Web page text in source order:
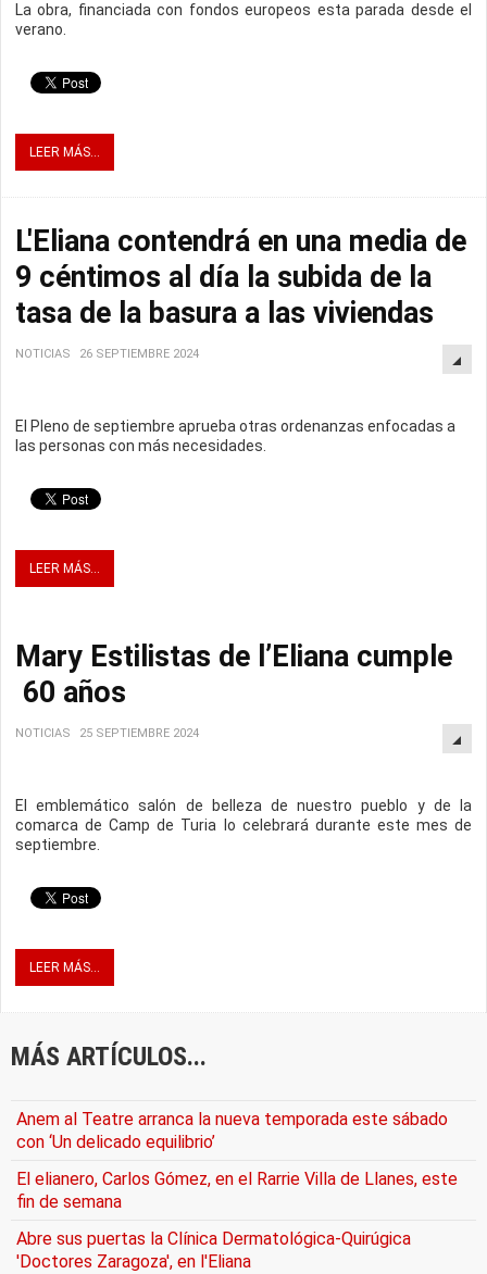
La obra, financiada con fondos europeos esta parada desde el
verano.
LEER MÁS...
L'Eliana contendrá en una media de
9 céntimos al día la subida de la
tasa de la basura a las viviendas
NOTICIAS 26 SEPTIEMBRE 2024
El Pleno de septiembre aprueba otras ordenanzas enfocadas a
las personas con más necesidades.
LEER MÁS...
Mary Estilistas de l’Eliana cumple
60 años
NOTICIAS 25 SEPTIEMBRE 2024
El emblemático salón de belleza de nuestro pueblo y de la
comarca de Camp de Turia lo celebrará durante este mes de
septiembre.
LEER MÁS...
MÁS ARTÍCULOS...
Anem al Teatre arranca la nueva temporada este sábado
con ‘Un delicado equilibrio’
El elianero, Carlos Gómez, en el Rarrie Villa de Llanes, este
fin de semana
Abre sus puertas la Clínica Dermatológica-Quirúgica
'Doctores Zaragoza', en l'Eliana